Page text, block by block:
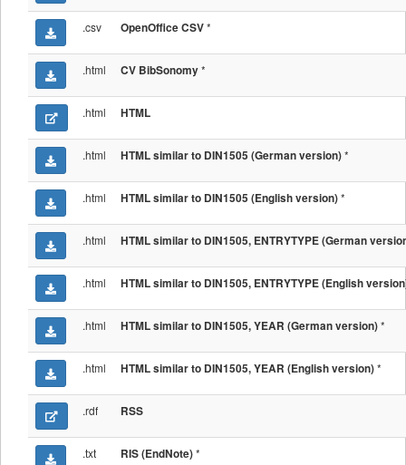
.csv OpenOffice CSV*
.html CV BibSonomy*
.html HTML
.html HTML similar to DIN1505 (German version)*
.html HTML similar to DIN1505 (English version)*
.html HTML similar to DIN1505, ENTRYTYPE (German
.html HTML similar to DIN1505, ENTRYTYPE (English
.html HTML similar to DIN1505, YEAR (German version)*
.html HTML similar to DIN1505, YEAR (English version)*
.rdf RSS
.txt RIS (EndNote)*